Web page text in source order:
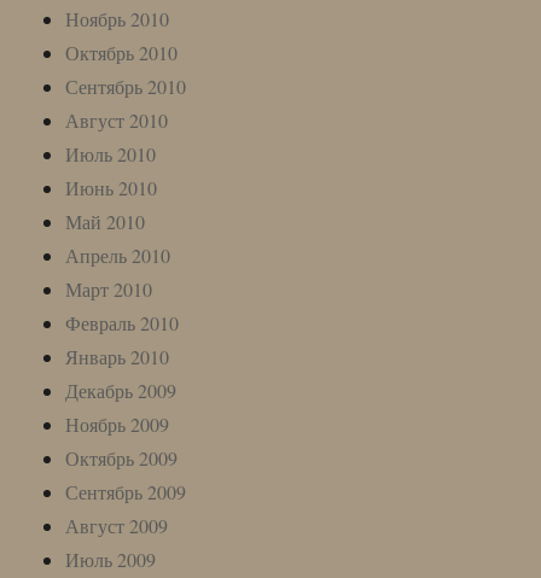
Ноябрь 2010
Октябрь 2010
Сентябрь 2010
Август 2010
Июль 2010
Июнь 2010
Май 2010
Апрель 2010
Март 2010
Февраль 2010
Январь 2010
Декабрь 2009
Ноябрь 2009
Октябрь 2009
Сентябрь 2009
Август 2009
Июль 2009